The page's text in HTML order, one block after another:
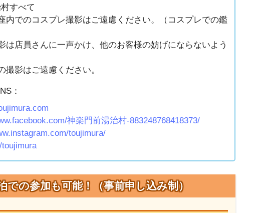
すべて
内でのコスプレ撮影はご遠慮ください。（コスプレでの鑑
は店員さんに一声かけ、他のお客様の妨げにならないよう
影はご遠慮ください。
：
神楽門前湯治村-883248768418373/
toujimura/
での参加も可能！（事前申し込み制）